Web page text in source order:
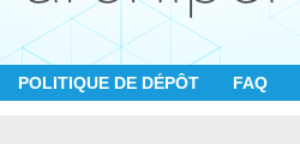
POLITIQUE DE DÉPÔT FAQ